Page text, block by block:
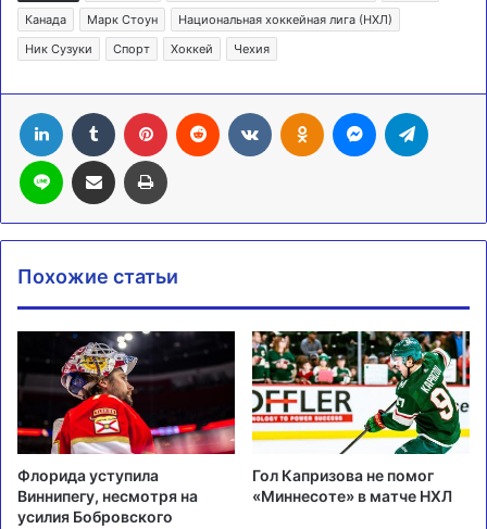
Канада
Марк Стоун
Национальная хоккейная лига (НХЛ)
Ник Сузуки
Спорт Хоккей Чехия
LinkedIn Tumblr Pinterest Reddit ВконтактеОдноклассники
Messenger
Line Поделиться через электронную почту Печатать
Похожие статьи
Флорида уступила
Виннипегу, несмотря на
усилия Бобровского
Гол Капризова не помог
«Миннесоте» в матче НХЛ